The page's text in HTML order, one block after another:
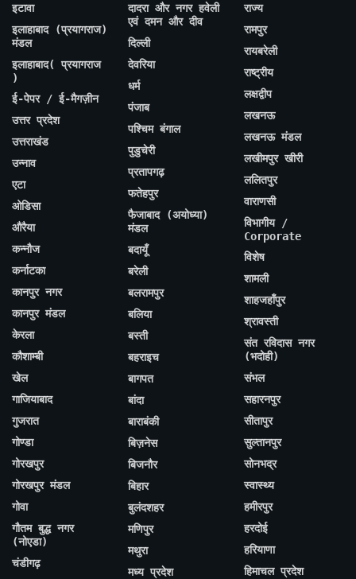
इटावा
इलाहाबाद (प्रयागराज)
मंडल
इलाहाबाद( प्रयागराज
)
ई-पेपर / ई-मैगज़ीन
उत्तर प्रदेश
उत्तराखंड
उन्नाव
एटा
ओडिसा
औरैया
कन्नौज
कर्नाटका
कानपुर नगर
कानपुर मंडल
केरला
कौशाम्बी
खेल
गाजियाबाद
गुजरात
गोण्डा
गोरखपुर
गोरखपुर मंडल
गोवा
गौतम बुद्ध नगर
(नोएडा)
चंडीगढ़
दादरा और नगर हवेली
एवं दमन और दीव
दिल्ली
देवरिया
धर्म
पंजाब
पश्चिम बंगाल
पुडुचेरी
प्रतापगढ़
फतेहपुर
फैजाबाद (अयोध्या)
मंडल
बदायूँ
बरेली
बलरामपुर
बलिया
बस्ती
बहराइच
बागपत
बांदा
बाराबंकी
बिज़नेस
बिजनौर
बिहार
बुलंदशहर
मणिपुर
मथुरा
मध्य प्रदेश
राज्य
रामपुर
रायबरेली
राष्ट्रीय
लक्षद्वीप
लखनऊ
लखनऊ मंडल
लखीमपुर खीरी
ललितपुर
वाराणसी
विभागीय /
Corporate
विशेष
शामली
शाहजहाँपुर
श्रावस्ती
संत रविदास नगर
(भदोही)
संभल
सहारनपुर
सीतापुर
सुल्तानपुर
सोनभद्र
स्वास्थ्य
हमीरपुर
हरदोई
हरियाणा
हिमाचल प्रदेश